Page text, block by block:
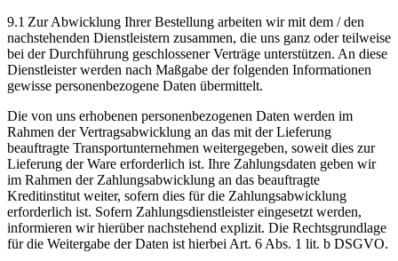
9.1 Zur Abwicklung Ihrer Bestellung arbeiten wir mit dem / den
nachstehenden Dienstleistern zusammen, die uns ganz oder teilweise
bei der Durchführung geschlossener Verträge unterstützen. An diese
Dienstleister werden nach Maßgabe der folgenden Informationen
gewisse personenbezogene Daten übermittelt.
Die von uns erhobenen personenbezogenen Daten werden im
Rahmen der Vertragsabwicklung an das mit der Lieferung
beauftragte Transportunternehmen weitergegeben, soweit dies zur
Lieferung der Ware erforderlich ist. Ihre Zahlungsdaten geben wir
im Rahmen der Zahlungsabwicklung an das beauftragte
Kreditinstitut weiter, sofern dies für die Zahlungsabwicklung
erforderlich ist. Sofern Zahlungsdienstleister eingesetzt werden,
informieren wir hierüber nachstehend explizit. Die Rechtsgrundlage
für die Weitergabe der Daten ist hierbei Art. 6 Abs. 1 lit. b DSGVO.